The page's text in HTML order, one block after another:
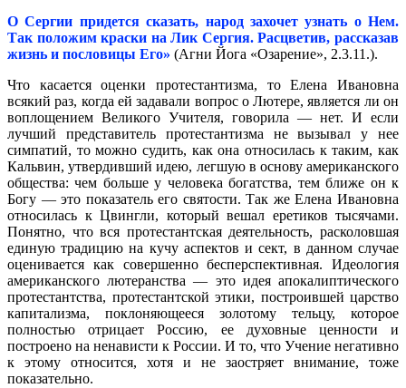
О Сергии придется сказать, народ захочет узнать о Нем.
Так положим краски на Лик Сергия. Расцветив, рассказав
жизнь и пословицы Его» (Агни Йога «Озарение», 2.3.11.).
Что касается оценки протестантизма, то Елена Ивановна
всякий раз, когда ей задавали вопрос о Лютере, является ли он
воплощением Великого Учителя, говорила — нет. И если
лучший представитель протестантизма не вызывал у нее
симпатий, то можно судить, как она относилась к таким, как
Кальвин, утвердивший идею, легшую в основу американского
общества: чем больше у человека богатства, тем ближе он к
Богу — это показатель его святости. Так же Елена Ивановна
относилась к Цвингли, который вешал еретиков тысячами.
Понятно, что вся протестантская деятельность, расколовшая
единую традицию на кучу аспектов и сект, в данном случае
оценивается как совершенно бесперспективная. Идеология
американского лютеранства — это идея апокалиптического
протестантства, протестантской этики, построившей царство
капитализма, поклоняющееся золотому тельцу, которое
полностью отрицает Россию, ее духовные ценности и
построено на ненависти к России. И то, что Учение негативно
к этому относится, хотя и не заостряет внимание, тоже
показательно.